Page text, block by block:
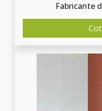
Fabricante